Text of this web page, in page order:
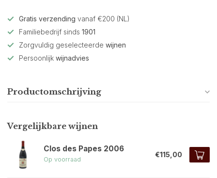
Gratis verzending vanaf €200 (NL)
Familiebedrijf sinds 1901
Zorgvuldig geselecteerde wijnen
Persoonlijk wijnadvies
Productomschrijving
Vergelijkbare wijnen
Clos des Papes 2006
Op voorraad
€115,00